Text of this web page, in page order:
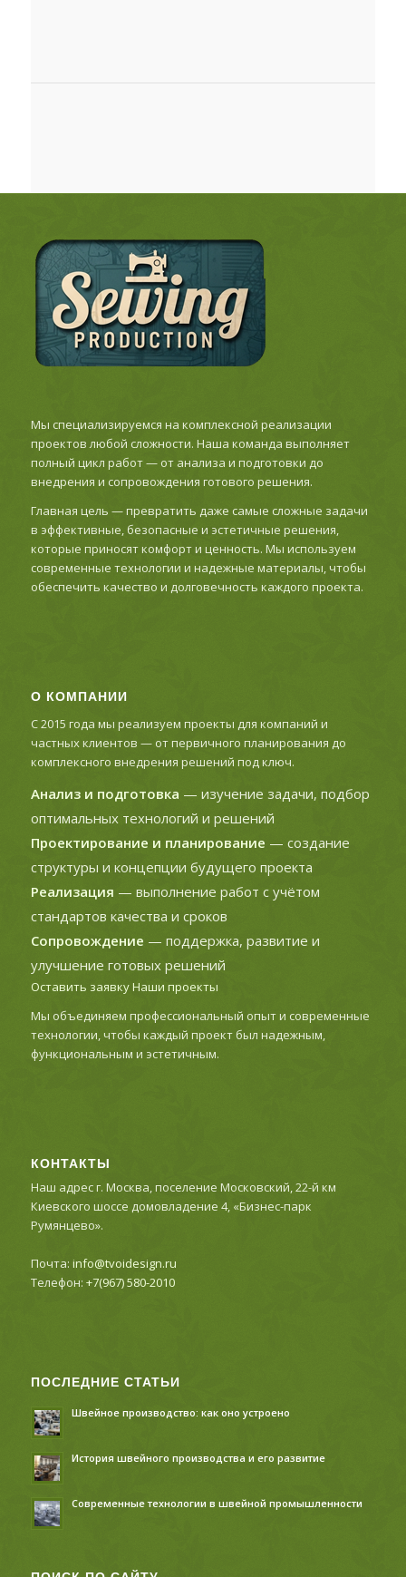
Мы специализируемся на комплексной реализации
проектов любой сложности. Наша команда выполняет
полный цикл работ — от анализа и подготовки до
внедрения и сопровождения готового решения.
Главная цель — превратить даже самые сложные задачи
в эффективные, безопасные и эстетичные решения,
которые приносят комфорт и ценность. Мы используем
современные технологии и надежные материалы, чтобы
обеспечить качество и долговечность каждого проекта.
О КОМПАНИИ
С 2015 года мы реализуем проекты для компаний и
частных клиентов — от первичного планирования до
комплексного внедрения решений под ключ.
Анализ и подготовка — изучение задачи, подбор
оптимальных технологий и решений
Проектирование и планирование — создание
структуры и концепции будущего проекта
Реализация — выполнение работ с учётом
стандартов качества и сроков
Сопровождение — поддержка, развитие и
улучшение готовых решений
Оставить заявкуНаши проекты
Мы объединяем профессиональный опыт и современные
технологии, чтобы каждый проект был надежным,
функциональным и эстетичным.
КОНТАКТЫ
Наш адрес г. Москва, поселение Московский, 22-й км
Киевского шоссе домовладение 4, «Бизнес-парк
Румянцево».
Почта: info@tvoidesign.ru
Телефон: +7(967) 580-2010
ПОСЛЕДНИЕ СТАТЬИ
Швейное производство: как оно устроено
История швейного производства и его развитие
Современные технологии в швейной промышленности